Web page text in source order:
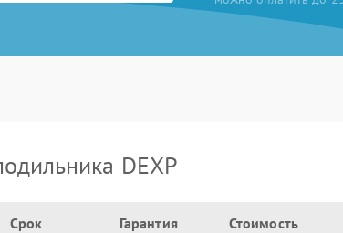
DEXP
Срок Гарантия Стоимость